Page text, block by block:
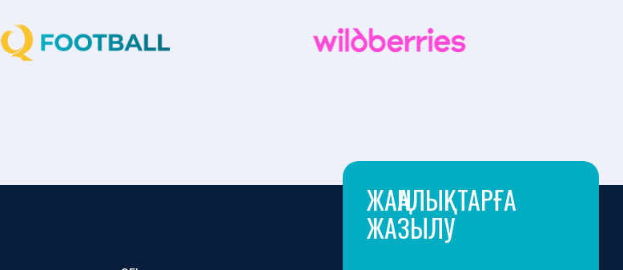
ЖАҢАЛЫҚТАРҒА
ЖАЗЫЛУ